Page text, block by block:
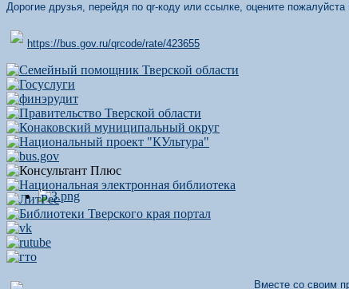
Дорогие друзья, перейдя по qr-коду или ссылке, оцените
https://bus.gov.ru/qrcode/rate/423655
Вместе со своим